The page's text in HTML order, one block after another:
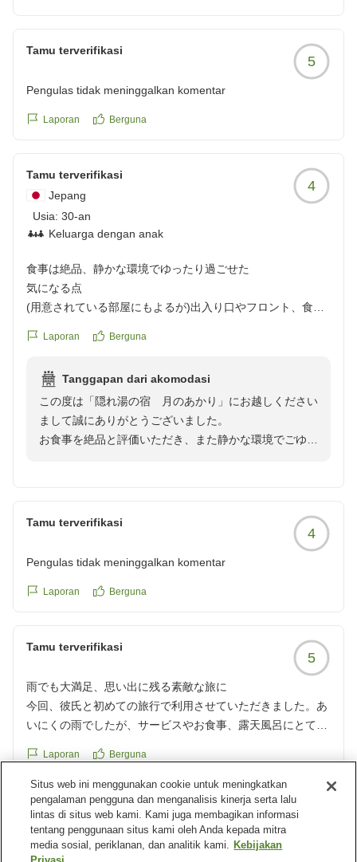
いただけましたこと、またお部屋のお風呂でもごゆっく
りよいお時間をお過ごしいただけ、大変嬉しく拝読いた
スタッフ一同大変励みになりました。次回お越しの際も
この度もご利用いただきましてありがとうございまし
た。
Tamu terverifikasi
5
Pengulas tidak meninggalkan komentar
Laporan Berguna
Tamu terverifikasi
Jepang
Usia: 30-an
Keluarga dengan anak
4
食事は絶品、静かな環境でゆったり過ごせた
気になる点
(用意されている部屋にもよるが)出入り口やフロント、食事
に喫煙所までも遠かった)。
露天風呂に虫が多かった(夜は明かりを消しておくといいで
すよなどの事前説明あり。虫除け、殺虫剤もあったけど、夜
入る時に大きめの虫が浮かんでいてやっぱりちょっと怖かっ
た笑、明るい時間に入ること、夜は明かりを消すのがおすす
食事が本当に美味しい
喫煙所(喫煙可能部屋)あり
ウォーターサーバーあり
Wi-Fiあり
わかりにくところにありますが、車で行くならアクセスはそ
んなに不便ではないと思います。
久しぶりの旅行だったのでゆったり過ごせて満足です。他の
お料理も食べてみたいので違う季節でお伺いしたいです。
クチコミの詳細はこちらから
https://review.travel.rakuten.co.jp/hotel/voice/76848?
reviewId=33123478019936
Laporan Berguna
Tanggapan dari akomodasi
この度は「隠れ湯の宿 月のあかり」にお越しください
まして誠にありがとうございました。
お食事を絶品と評価いただき、また静かな環境でごゆっ
にもご満足いただけましたようで何よりでございます。
周囲に自然が広がる立地ならではの静けさを活かし、こ
れからもお客様にゆったりとした時間をお過ごしいただ
一方で、玄関やフロント、お食事処、喫煙所までの距離
と、深くお詫び申し上げます。貴重なご意見として承
また、露天風呂での虫の件でご不安な思いをさせてしま
い申し訳ございませんでした。事前にご案内はしており
ますものの、より安心してご入浴いただけますよう、さ
らに対策を検討してまいります。
数々のお心遣いあるご意見を賜り、心より感謝申し上げ
ます。季節によってお料理の内容も変わりますので、ぜ
ひまた違う季節にお越しいただき、当宿でのひとときを
お楽しみいただければ幸いです。またのお越しを心より
お待ち申し上げております。
Tamu terverifikasi
4
Pengulas tidak meninggalkan komentar
Laporan Berguna
Tamu terverifikasi
5
雨でも大満足、思い出に残る素敵な旅に
今回、彼氏と初めての旅行で利用させていただきました。あ
いにくの雨でしたが、サービスやお食事、露天風呂にとても
い日に伺いたいと思います。スタッフの皆様ありがとうござ
いました。
クチコミの詳細はこちらから
https://review.travel.rakuten.co.jp/hotel/voice/76848?
reviewId=33123477986742
Laporan Berguna
Tanggapan dari akomodasi
この度は「隠れ湯の宿 月のあかり」にお越しくださ
いまして誠にありがとうございました。
あいにくお天気には恵まれませんでしたが、お料理や露
Situs web ini menggunakan cookie untuk meningkatkan
pengalaman pengguna dan menganalisis kinerja serta lalu
lintas di situs web kami. Kami juga membagikan informasi
tentang penggunaan situs kami oleh Anda kepada mitra
media sosial, periklanan, dan analitik kami. Kebijakan